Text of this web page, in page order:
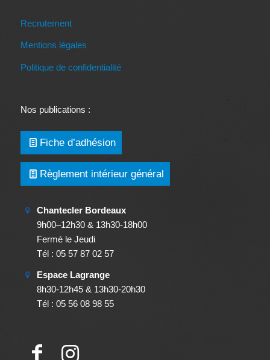
Recrutement
Mentions légales
Politique de confidentialité
Nos publications :
Fiche d’adhésion
Règlement intérieur général
Chantecler Bordeaux
9h00–12h30 & 13h30-18h00
Fermé le Jeudi
Tél : 05 57 87 02 57
Espace Lagrange
8h30-12h45 & 13h30-20h30
Tél : 05 56 08 98 55